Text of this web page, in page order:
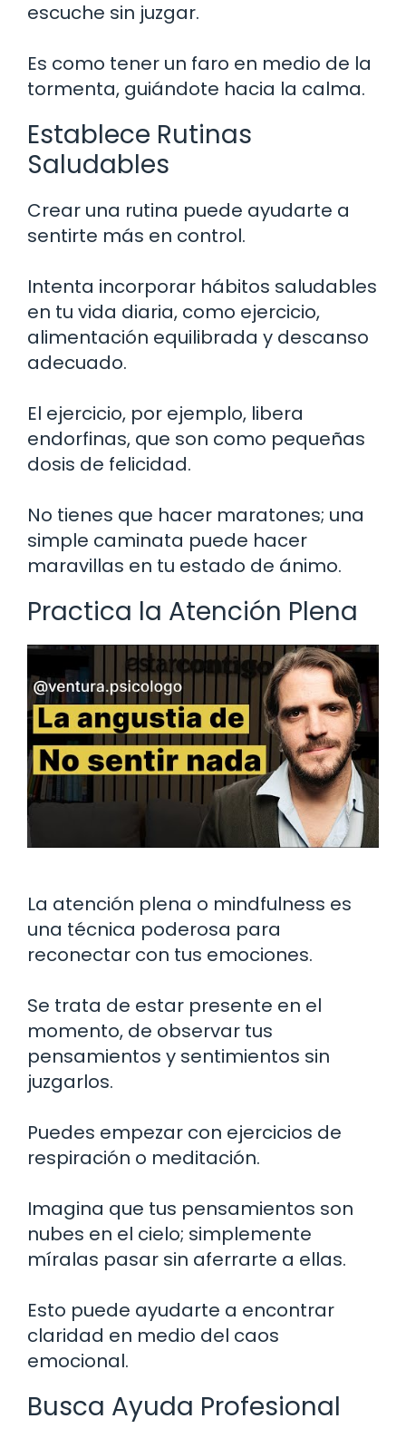
escuche sin juzgar.
Es como tener un faro en medio de la
tormenta, guiándote hacia la calma.
Establece Rutinas
Saludables
Crear una rutina puede ayudarte a
sentirte más en control.
Intenta incorporar hábitos saludables
en tu vida diaria, como ejercicio,
alimentación equilibrada y descanso
adecuado.
El ejercicio, por ejemplo, libera
endorfinas, que son como pequeñas
dosis de felicidad.
No tienes que hacer maratones; una
simple caminata puede hacer
maravillas en tu estado de ánimo.
Practica la Atención Plena
La atención plena o mindfulness es
una técnica poderosa para
reconectar con tus emociones.
Se trata de estar presente en el
momento, de observar tus
pensamientos y sentimientos sin
juzgarlos.
Puedes empezar con ejercicios de
respiración o meditación.
Imagina que tus pensamientos son
nubes en el cielo; simplemente
míralas pasar sin aferrarte a ellas.
Esto puede ayudarte a encontrar
claridad en medio del caos
emocional.
Busca Ayuda Profesional